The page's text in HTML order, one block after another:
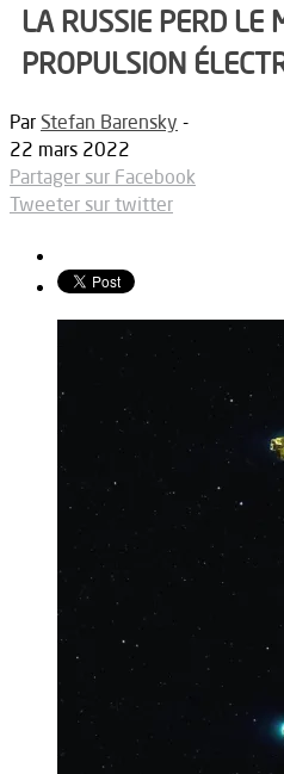
LA RUSSIE PERD LE
PROPULSION
Par Stefan Barensky -
22 mars 2022
Partager sur Facebook
Tweeter sur twitter